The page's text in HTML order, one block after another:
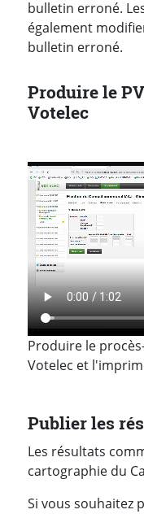
bulletin erroné.
également
bulletin erroné.
Produire le
Votelec
Produire le
Votelec et
Publier les
Les résultats
cartographie du
Si vous souhaitez